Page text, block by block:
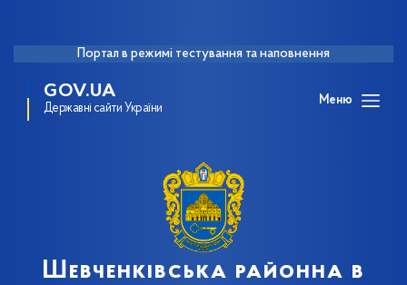
Портал в режимі тестування та наповнення
GOV.UA
Державні сайти України
Меню
Шевченківська районна в